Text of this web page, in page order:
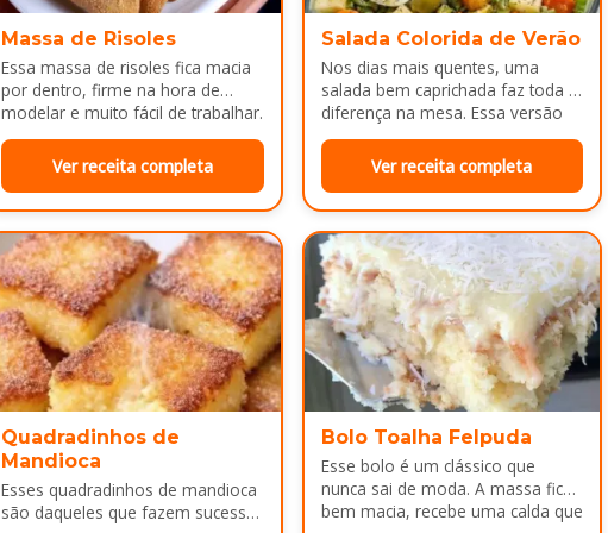
Massa de Risoles
Essa massa de risoles fica macia
por dentro, firme na hora de
modelar e muito fácil de trabalhar.
É uma…
Ver receita completa
Salada Colorida de Verão
Nos dias mais quentes, uma
salada bem caprichada faz toda a
diferença na mesa. Essa versão
colorida reúne legumes cozidos…
Ver receita completa
Quadradinhos de
Mandioca
Esses quadradinhos de mandioca
são daqueles que fazem sucesso
Bolo Toalha Felpuda
Esse bolo é um clássico que
nunca sai de moda. A massa fica
bem macia, recebe uma calda que